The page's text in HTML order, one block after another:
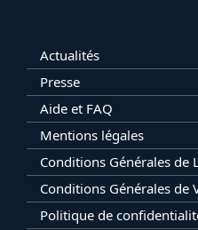
Actualités
Presse
Aide et FAQ
Mentions légales
Conditions Générales de
Conditions Générales de
Politique de